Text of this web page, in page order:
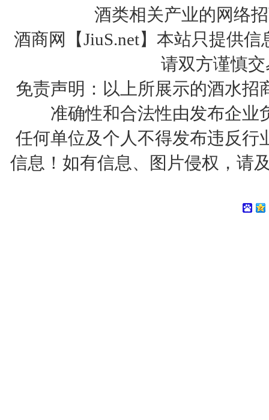
酒类相关产业的网络
酒商网【JiuS.net】本站只提供
请双方谨慎
免责声明：以上所展示的酒水
准确性和合法性由发布企业
任何单位及个人不得发布违反行
信息！如有信息、图片侵权，请